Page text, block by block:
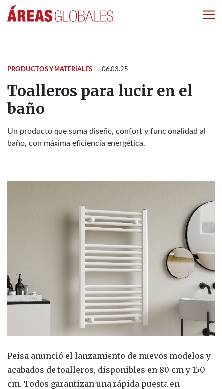
PRODUCTOS Y MATERIALES 06.03.25
Toalleros para lucir en el
baño
Un producto que suma diseño, confort y funcionalidad al
baño, con máxima eficiencia energética.
Peisa anunció el lanzamiento de nuevos modelos y
acabados de toalleros, disponibles en 80 cm y 150
cm. Todos garantizan una rápida puesta en